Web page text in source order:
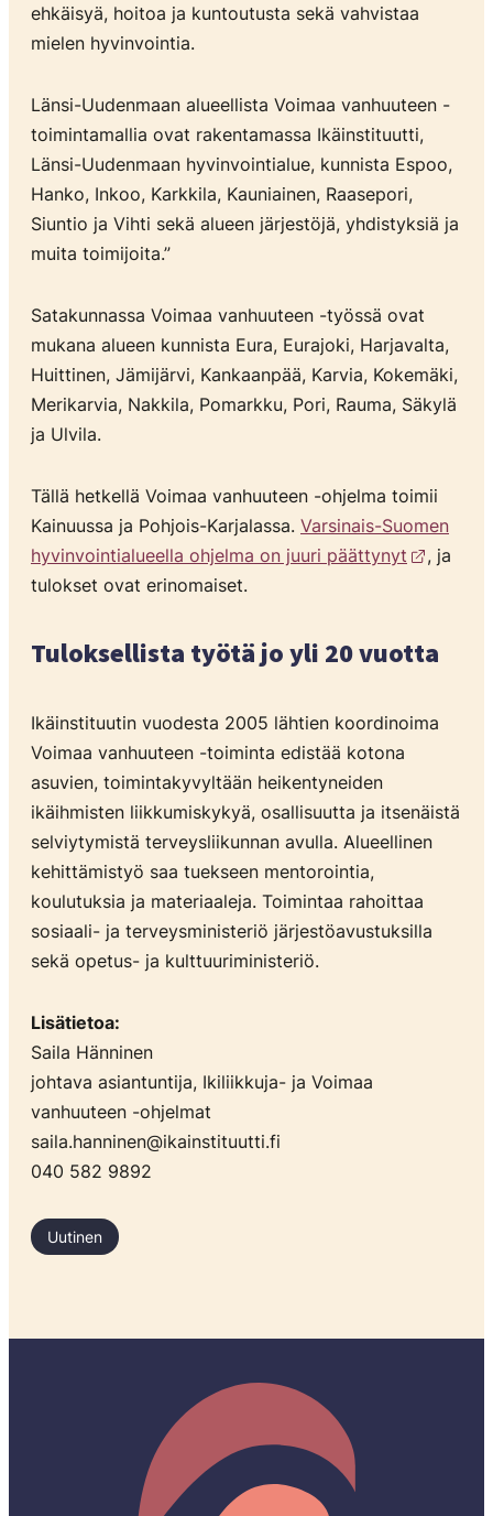
ehkäisyä, hoitoa ja kuntoutusta sekä vahvistaa
mielen hyvinvointia.
Länsi-Uudenmaan alueellista Voimaa vanhuuteen -
toimintamallia ovat rakentamassa Ikäinstituutti,
Länsi-Uudenmaan hyvinvointialue, kunnista Espoo,
Hanko, Inkoo, Karkkila, Kauniainen, Raasepori,
Siuntio ja Vihti sekä alueen järjestöjä, yhdistyksiä ja
muita toimijoita.”
Satakunnassa Voimaa vanhuuteen -työssä ovat
mukana alueen kunnista Eura, Eurajoki, Harjavalta,
Huittinen, Jämijärvi, Kankaanpää, Karvia, Kokemäki,
Merikarvia, Nakkila, Pomarkku, Pori, Rauma, Säkylä
ja Ulvila.
Tällä hetkellä Voimaa vanhuuteen -ohjelma toimii
Kainuussa ja Pohjois-Karjalassa. Varsinais-Suomen
hyvinvointialueella ohjelma on juuri päättynyt
, ja
tulokset ovat erinomaiset.
Tuloksellista työtä jo yli 20 vuotta
Ikäinstituutin vuodesta 2005 lähtien koordinoima
Voimaa vanhuuteen -toiminta edistää kotona
asuvien, toimintakyvyltään heikentyneiden
ikäihmisten liikkumiskykyä, osallisuutta ja itsenäistä
selviytymistä terveysliikunnan avulla. Alueellinen
kehittämistyö saa tuekseen mentorointia,
koulutuksia ja materiaaleja. Toimintaa rahoittaa
sosiaali- ja terveysministeriö järjestöavustuksilla
sekä opetus- ja kulttuuriministeriö.
Lisätietoa:
Saila Hänninen
johtava asiantuntija, Ikiliikkuja- ja Voimaa
vanhuuteen -ohjelmat
saila.hanninen@ikainstituutti.fi
040 582 9892
Uutinen